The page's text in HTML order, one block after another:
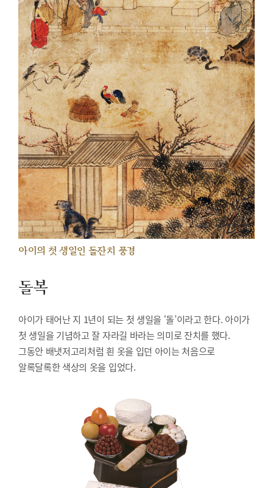
아이의 첫 생일인 돌잔치 풍경
돌복
아이가 태어난 지 1년이 되는 첫 생일을 ‘돌’이라고 한다. 아이가
첫 생일을 기념하고 잘 자라길 바라는 의미로 잔치를 했다.
그동안 배냇저고리처럼 흰 옷을 입던 아이는 처음으로
알록달록한 색상의 옷을 입었다.